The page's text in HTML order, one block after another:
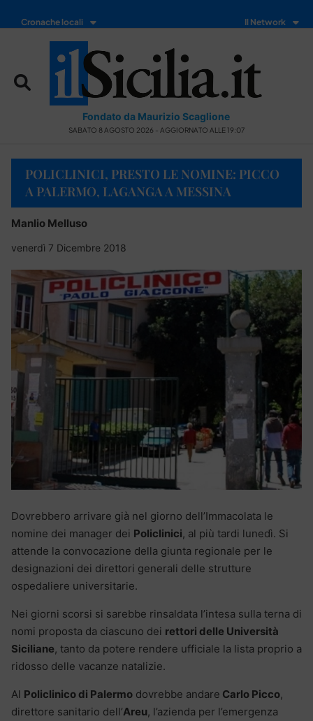
Cronache locali Il Network
Fondato da Maurizio Scaglione
SABATO 8 AGOSTO 2026 - AGGIORNATO ALLE 19:07
POLICLINICI, PRESTO LE NOMINE: PICCO
A PALERMO, LAGANGA A MESSINA
Manlio Melluso
venerdì 7 Dicembre 2018
Dovrebbero arrivare già nel giorno dell’Immacolata le
nomine dei manager dei Policlinici, al più tardi lunedì. Si
attende la convocazione della giunta regionale per le
designazioni dei direttori generali delle strutture
ospedaliere universitarie.
Nei giorni scorsi si sarebbe rinsaldata l’intesa sulla terna di
nomi proposta da ciascuno dei rettori delle Università
Siciliane, tanto da potere rendere ufficiale la lista proprio a
ridosso delle vacanze natalizie.
Al Policlinico di Palermo dovrebbe andare Carlo Picco,
direttore sanitario dell’Areu, l’azienda per l’emergenza